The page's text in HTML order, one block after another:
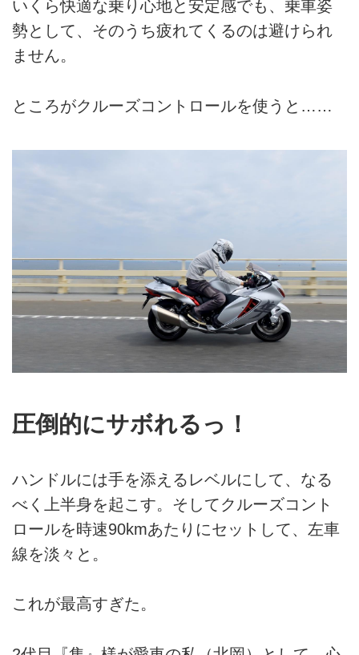
いくら快適な乗り心地と安定感でも、乗車姿
勢として、そのうち疲れてくるのは避けられ
ません。
ところがクルーズコントロールを使うと……
圧倒的にサボれるっ！
ハンドルには手を添えるレベルにして、なる
べく上半身を起こす。そしてクルーズコント
ロールを時速90kmあたりにセットして、左車
線を淡々と。
これが最高すぎた。